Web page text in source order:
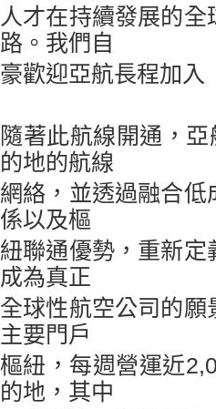
人才在持續發展的
路。我們自
豪歡迎亞航長程加入
隨著此航線開通，
的地的航線
網絡，並透過融合
係以及樞
紐聯通優勢，重新
成為真正
全球性航空公司的
主要門戶
樞紐，每週營運近
的地，其中